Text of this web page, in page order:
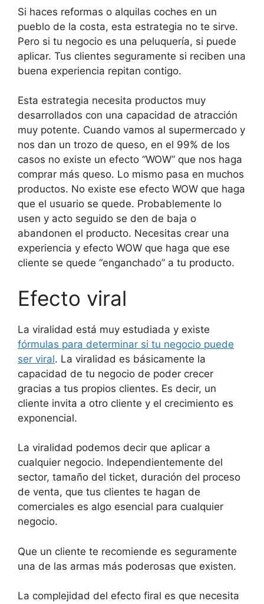
Si haces reformas o alquilas coches en un
pueblo de la costa, esta estrategia no te sirve.
Pero si tu negocio es una peluquería, si puede
aplicar. Tus clientes seguramente si reciben una
buena experiencia repitan contigo.
Esta estrategia necesita productos muy
desarrollados con una capacidad de atracción
muy potente. Cuando vamos al supermercado y
nos dan un trozo de queso, en el 99% de los
casos no existe un efecto “WOW” que nos haga
comprar más queso. Lo mismo pasa en muchos
productos. No existe ese efecto WOW que haga
que el usuario se quede. Probablemente lo
usen y acto seguido se den de baja o
abandonen el producto. Necesitas crear una
experiencia y efecto WOW que haga que ese
cliente se quede “enganchado” a tu producto.
Efecto viral
La viralidad está muy estudiada y existe
fórmulas para determinar si tu negocio puede
ser viral. La viralidad es básicamente la
capacidad de tu negocio de poder crecer
gracias a tus propios clientes. Es decir, un
cliente invita a otro cliente y el crecimiento es
exponencial.
La viralidad podemos decir que aplicar a
cualquier negocio. Independientemente del
sector, tamaño del ticket, duración del proceso
de venta, que tus clientes te hagan de
comerciales es algo esencial para cualquier
negocio.
Que un cliente te recomiende es seguramente
una de las armas más poderosas que existen.
La complejidad del efecto firal es que necesita